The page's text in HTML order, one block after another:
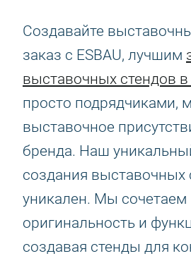
Создавайте
заказ с ESBAU, лучшим
выставочных стендов
просто подрядчиками,
выставочное
бренда. Наш
создания выставочных
уникален. Мы сочетаем
оригинальность и
создавая стенды для